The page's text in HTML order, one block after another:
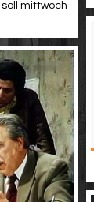
mittwoch